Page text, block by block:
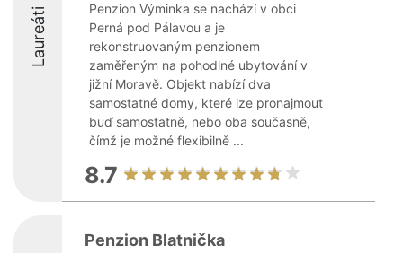
Laureáti
Penzion Výminka se nachází v obci
Perná pod Pálavou a je
rekonstruovaným penzionem
zaměřeným na pohodlné ubytování v
jižní Moravě. Objekt nabízí dva
samostatné domy, které lze pronajmout
buď samostatně, nebo oba současně,
čímž je možné flexibilně ...
8.7
Penzion Blatnička